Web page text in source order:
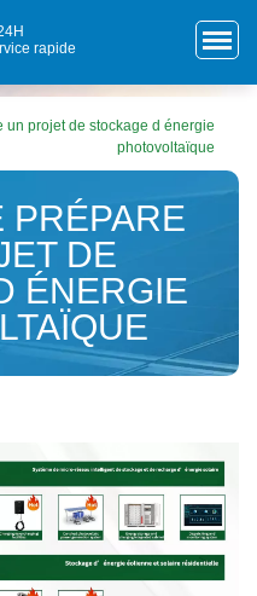
rapide
un projet de stockage d énergie
photovoltaïque
PRÉPARE
DE
ÉNERGIE